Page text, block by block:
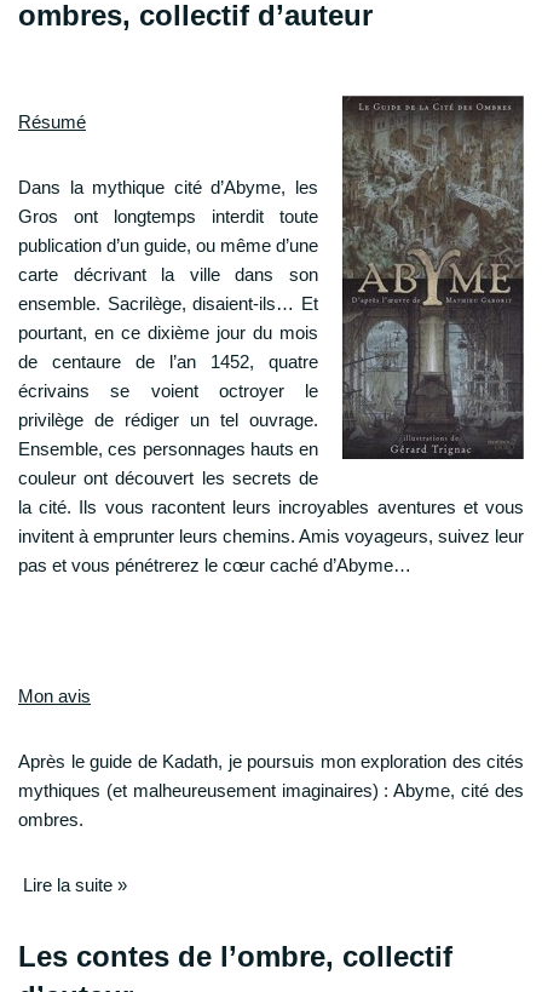
ombres, collectif d’auteur
Résumé
Dans la mythique cité d’Abyme, les
Gros ont longtemps interdit toute
publication d’un guide, ou même d’une
carte décrivant la ville dans son
ensemble. Sacrilège, disaient-ils… Et
pourtant, en ce dixième jour du mois
de centaure de l’an 1452, quatre
écrivains se voient octroyer le
privilège de rédiger un tel ouvrage.
Ensemble, ces personnages hauts en
couleur ont découvert les secrets de
la cité. Ils vous racontent leurs incroyables aventures et vous
invitent à emprunter leurs chemins. Amis voyageurs, suivez leur
pas et vous pénétrerez le cœur caché d’Abyme…
Mon avis
Après le guide de Kadath, je poursuis mon exploration des cités
mythiques (et malheureusement imaginaires) : Abyme, cité des
ombres.
Lire la suite »
Les contes de l’ombre, collectif